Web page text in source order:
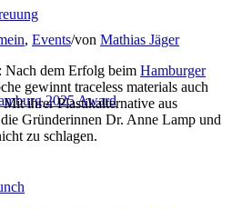
2025 Award
, Events/von Mathias Jäger
Nach dem Erfolg beim Hamburger
gewinnt traceless materials auch
ihrer Plastikalternative aus
Gründerinnen Dr. Anne Lamp und
zu schlagen.